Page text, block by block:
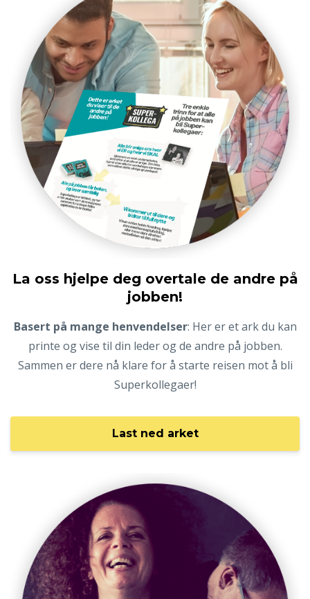
La oss hjelpe deg overtale de andre på
jobben!
Basert på mange henvendelser: Her er et ark du kan
printe og vise til din leder og de andre på jobben.
Sammen er dere nå klare for å starte reisen mot å bli
Superkollegaer!
Last ned arket